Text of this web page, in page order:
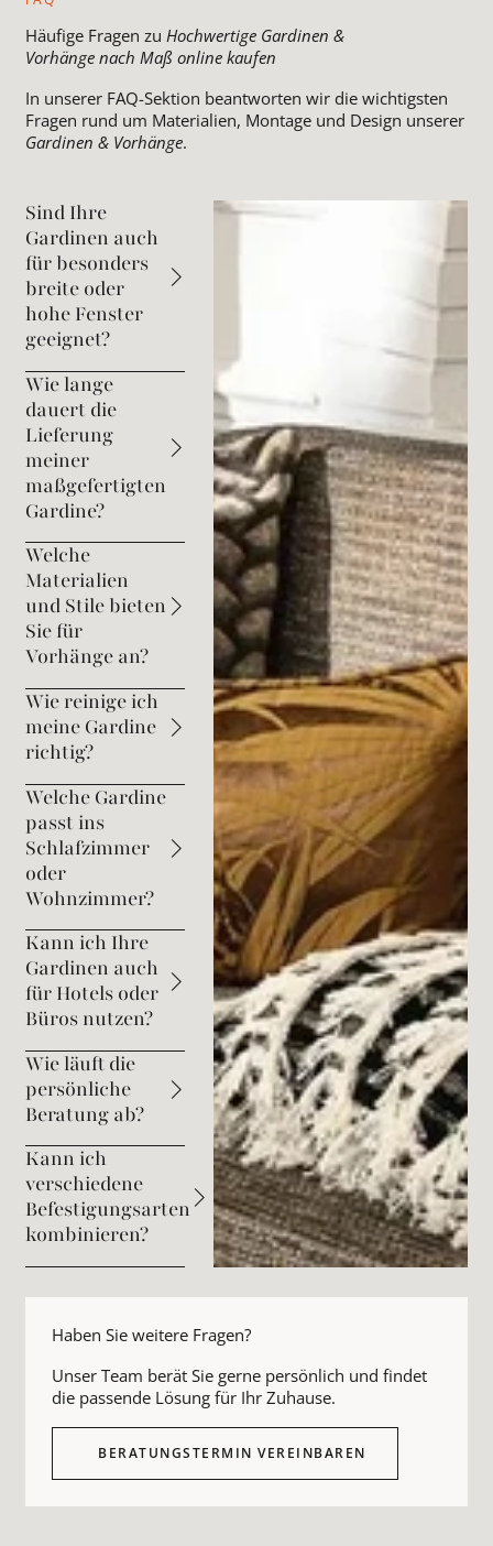
Häufige Fragen zu Hochwertige Gardinen &
Vorhänge nach Maß online kaufen
In unserer FAQ-Sektion beantworten wir die wichtigsten
Fragen rund um Materialien, Montage und Design unserer
Gardinen & Vorhänge.
Sind Ihre
Gardinen auch
für besonders
breite oder
hohe Fenster
geeignet?
Wie lange
dauert die
Lieferung
meiner
maßgefertigten
Gardine?
Welche
Materialien
und Stile bieten
Sie für
Vorhänge an?
Wie reinige ich
meine Gardine
richtig?
Welche Gardine
passt ins
Schlafzimmer
oder
Wohnzimmer?
Kann ich Ihre
Gardinen auch
für Hotels oder
Büros nutzen?
Wie läuft die
persönliche
Beratung ab?
Kann ich
verschiedene
Befestigungsarten
kombinieren?
Haben Sie weitere Fragen?
Unser Team berät Sie gerne persönlich und findet
die passende Lösung für Ihr Zuhause.
BERATUNGSTERMIN VEREINBAREN